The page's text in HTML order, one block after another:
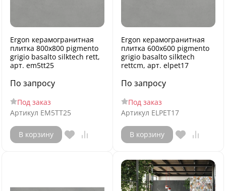
Ergon керамогранитная
плитка 800x800 pigmento
grigio basalto silktech rett,
арт. em5tt25
По запросу
Под заказ
Артикул EM5TT25
В корзину
Ergon керамогранитная
плитка 600x600 pigmento
grigio basalto silktech
rettcm, арт. elpet17
По запросу
Под заказ
Артикул ELPET17
В корзину